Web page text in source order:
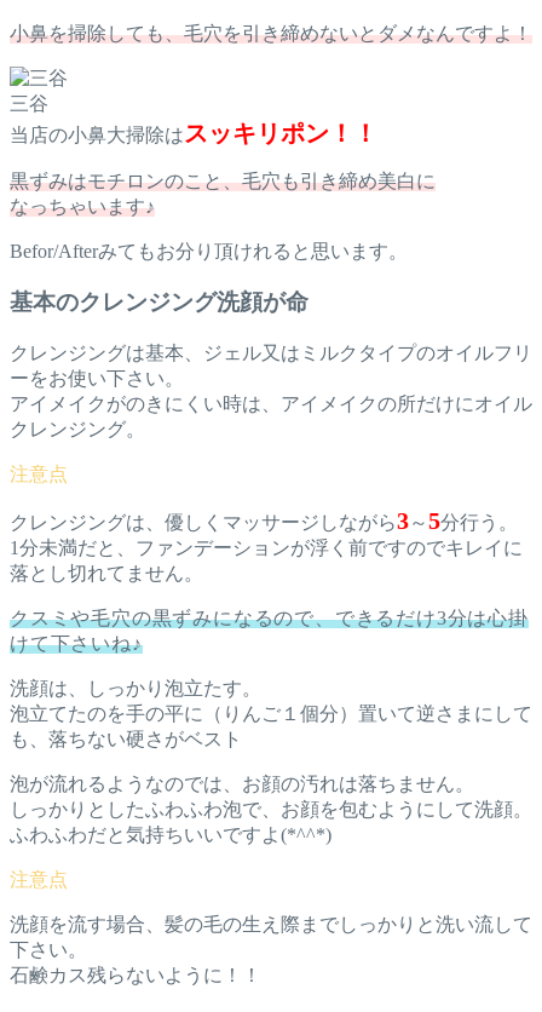
小鼻を掃除しても、毛穴を引き締めないとダメなんですよ！
三谷
当店の小鼻大掃除はスッキリポン！！
黒ずみはモチロンのこと、毛穴も引き締め美白に
なっちゃいます♪
Befor/Afterみてもお分り頂けれると思います。
基本のクレンジング洗顔が命
クレンジングは基本、ジェル又はミルクタイプのオイルフリ
ーをお使い下さい。
アイメイクがのきにくい時は、アイメイクの所だけにオイル
クレンジング。
クレンジングは、優しくマッサージしながら3～5分行う。
1分未満だと、ファンデーションが浮く前ですのでキレイに
落とし切れてません。
クスミや毛穴の黒ずみになるので、できるだけ3分は心掛
けて下さいね♪
洗顔は、しっかり泡立たす。
泡立てたのを手の平に（りんご１個分）置いて逆さまにして
も、落ちない硬さがベスト
泡が流れるようなのでは、お顔の汚れは落ちません。
しっかりとしたふわふわ泡で、お顔を包むようにして洗顔。
ふわふわだと気持ちいいですよ(*^^*)
洗顔を流す場合、髪の毛の生え際までしっかりと洗い流して
下さい。
石鹸カス残らないように！！